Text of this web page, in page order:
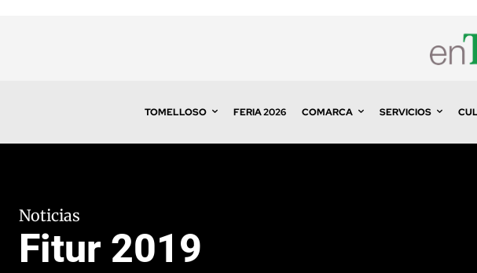
TOMELLOSO FERIA 2026 COMARCA SERVICIOS
Noticias
Fitur 2019